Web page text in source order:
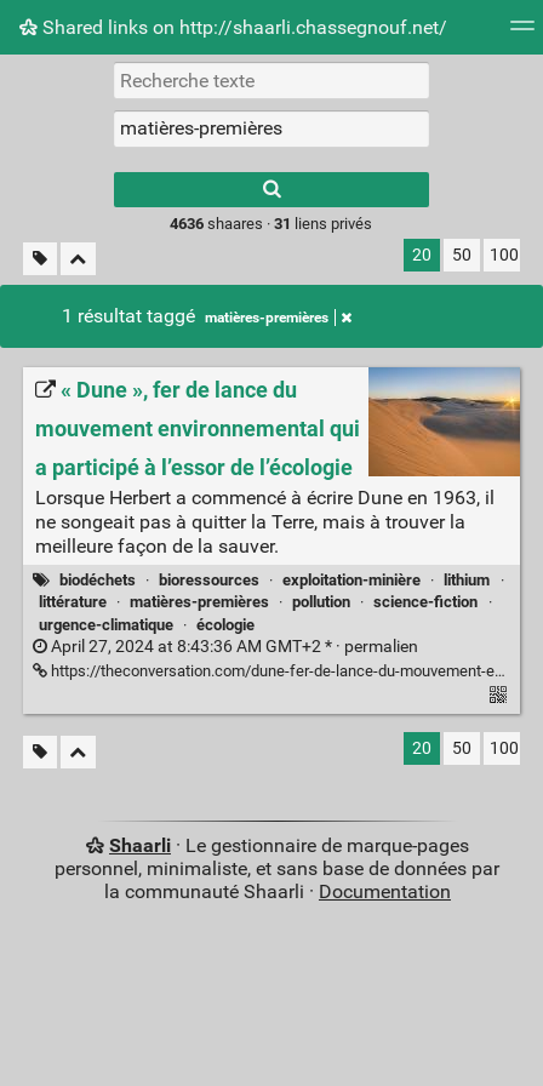
Shared links on http://shaarli.chassegnouf.net/
Nuage de tags Mur d'images
results.
4636 shaares ·31 liens privés
20 50 100
1 résultat taggé matières-premières
« Dune », fer de lance du
mouvement environnemental qui
a participé à l’essor de l’écologie
Lorsque Herbert a commencé à écrire Dune en 1963, il
ne songeait pas à quitter la Terre, mais à trouver la
meilleure façon de la sauver.
biodéchets · bioressources · exploitation-minière · lithium
·
littérature
· matières-premières · pollution · science-fiction
·
urgence-climatique
· écologie
April 27, 2024 at 8:43:36 AM GMT+2 * · permalien
https://theconversation.com/dune-fer-de-lance-du-mouvement-environnemental-qui-a-participe-a-lessor-de-lecologie-226078
20 50 100
Shaarli· Le gestionnaire de marque-pages
personnel, minimaliste, et sans base de données par
la communauté Shaarli · Documentation